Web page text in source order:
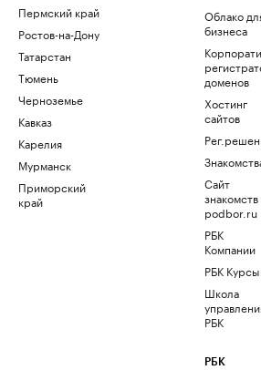
Пермский край
Ростов-на-Дону
Татарстан
Тюмень
Черноземье
Кавказ
Карелия
Мурманск
Приморский
край
Облако
бизнеса
доменов
Хостинг
сайтов
Сайт
знакомств
podbor.ru
РБК
Компании
РБК Курсы
Школа
РБК
РБК